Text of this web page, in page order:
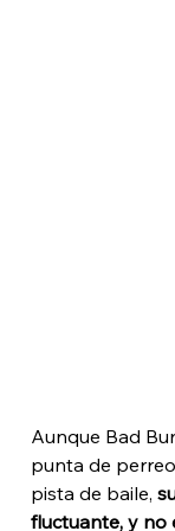
Aunque Bad
punta de
pista de baile,
fluctuante, y no